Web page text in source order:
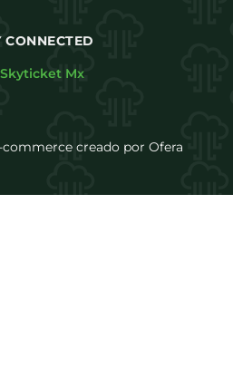
CONNECTED
Skyticket Mx
commerce creado por Ofera